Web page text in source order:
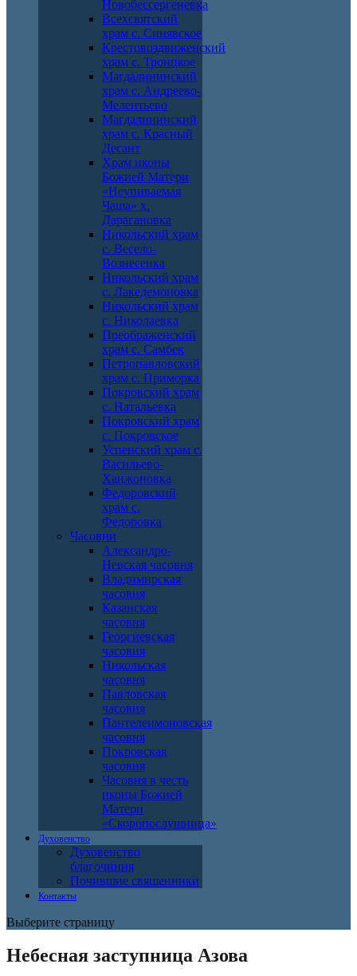
Новобессергеневка
Всехсвятский
храм с. Синявское
Крестовоздвиженский
храм с. Троицкое
Магдалининский
храм с. Андреево-
Мелентьево
Магдалининский
храм с. Красный
Десант
Храм иконы
Божией Матери
«Неупиваемая
Чаша» х.
Дарагановка
Никольский храм
с. Весело-
Вознесенка
Никольский храм
с. Лакедемоновка
Никольский храм
с. Николаевка
Преображенский
храм с. Самбек
Петропавловский
храм с. Приморка
Покровский храм
с. Натальевка
Покровский храм
с. Покровское
Успенский храм с.
Васильево-
Ханжоновка
Федоровский
храм с.
Федоровка
Часовни
Александро-
Невская часовня
Владимирская
часовня
Казанская
часовня
Георгиевская
часовня
Никольская
часовня
Павловская
часовня
Пантелеимоновская
часовня
Покровская
часовня
Часовня в честь
иконы Божией
Матери
«Скоропослушница»
Духовенство
Духовенство
благочиния
Почившие священники
Контакты
Выберите страницу
Небесная заступница Азова